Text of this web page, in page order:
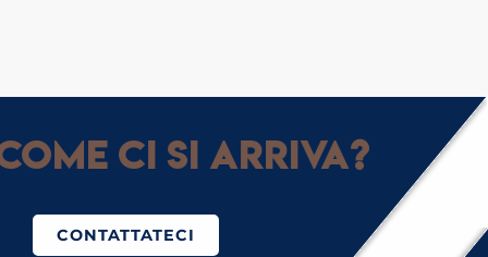
ci si arriva?
CONTATTATECI